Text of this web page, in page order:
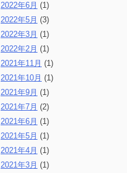
2022年6月 (1)
2022年5月 (3)
2022年3月 (1)
2022年2月 (1)
2021年11月 (1)
2021年10月 (1)
2021年9月 (1)
2021年7月 (2)
2021年6月 (1)
2021年5月 (1)
2021年4月 (1)
2021年3月 (1)